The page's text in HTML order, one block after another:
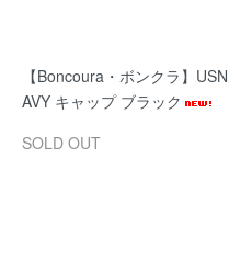
【Boncoura・ボンクラ】USN
AVY キャップ ブラック
SOLD OUT